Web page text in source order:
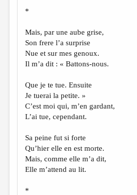
*
Mais, par une aube grise,
Son frere l’a surprise
Nue et sur mes genoux.
Il m’a dit : « Battons-nous.
Que je te tue. Ensuite
Je tuerai la petite. »
C’est moi qui, m’en gardant,
L’ai tue, cependant.
Sa peine fut si forte
Qu’hier elle en est morte.
Mais, comme elle m’a dit,
Elle m’attend au lit.
*